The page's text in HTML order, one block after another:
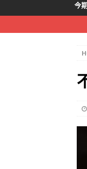
今